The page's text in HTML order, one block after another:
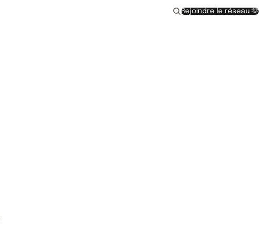
Rejoindre le réseau 🫶